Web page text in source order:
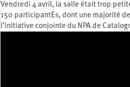
Vendredi 4 avril, la salle était trop
150 participantEs, dont une majorité
l’initiative conjointe du NPA de